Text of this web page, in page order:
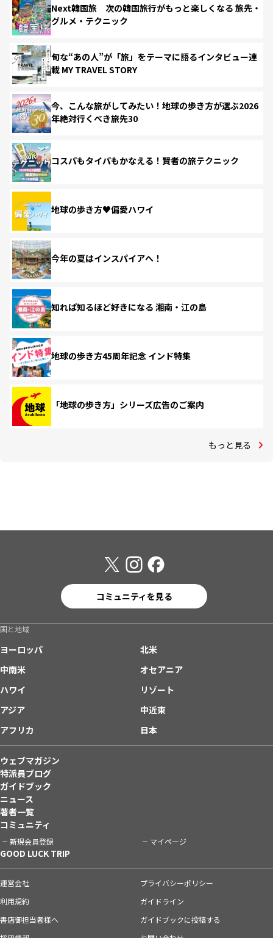
Next韓国旅 次の韓国旅行がもっと楽しくなる 旅先・
グルメ・テクニック
旬な“あの人”が「旅」をテーマに語るインタビュー連
載 MY TRAVEL STORY
今、こんな旅がしてみたい！地球の歩き方が選ぶ2026
年絶対行くべき旅先30
コスパもタイパもかなえる！賢者の旅テクニック
地球の歩き方♥偏愛ハワイ
今年の夏はインスパイアへ！
知れば知るほど好きになる 湘南・江の島
地球の歩き方45周年記念 インド特集
「地球の歩き方」シリーズ広告のご案内
もっと見る
コミュニティを見る
国と地域
ヨーロッパ
北米
中南米
オセアニア
ハワイ
リゾート
アジア
中近東
アフリカ
日本
ウェブマガジン
特派員ブログ
ガイドブック
ニュース
著者一覧
コミュニティ
新規会員登録 マイページ
GOOD LUCK TRIP
運営会社
プライバシーポリシー
利用規約
ガイドライン
書店御担当者様へ
ガイドブックに投稿する